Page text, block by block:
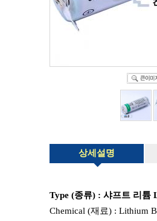
상세설명
Type (종류) : 샤프트 리튬
Chemical (재료) : Lithium